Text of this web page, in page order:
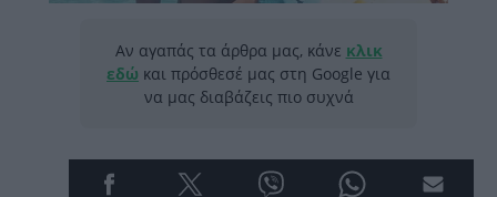
Αν αγαπάς τα άρθρα μας, κάνε κλικ
εδώ και πρόσθεσέ μας στη Google για
να μας διαβάζεις πιο συχνά